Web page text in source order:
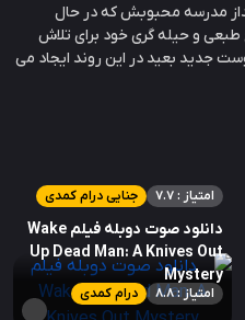
مدرسه محبوبش که در حال
و حیله گری خود برای تلاش
جدید بعید در این روند ایجاد می
جنایی درام کمدی امتیاز : 7.7
دانلود صوت دوبله فیلم Wake
Up Dead Man: A Knives Out
Mystery
درام کمدی امتیاز : 8.8